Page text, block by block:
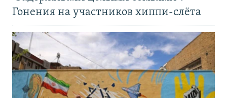
Гонения на участников хиппи-слёта